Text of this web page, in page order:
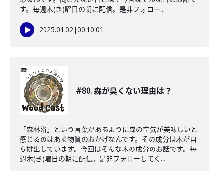
す。毎週木(き)曜日の朝に配信。是非フォロー...
2025.01.02|00:10:01
#80. 森が臭くない理由は？
「森林浴」という言葉があるように森の空気が美味しいと
感じるのはある物質のおかげなんです。その成分は木が自
ら排出しています。今回はそんな木の成分のお話です。毎
週木(き)曜日の朝に配信。是非フォローしてく...